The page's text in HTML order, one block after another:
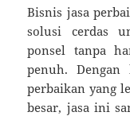
Bisnis jasa
solusi cerdas
ponsel tanpa
penuh.
perbaikan yang
besar, jasa ini